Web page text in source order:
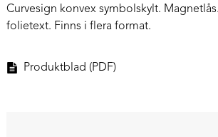
Curvesign konvex symbolskylt.
folietext. Finns i flera format.
Produktblad (PDF)